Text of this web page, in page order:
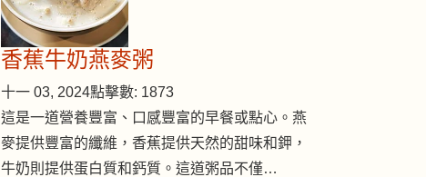
香蕉牛奶燕麥粥
十一 03, 2024點擊數: 1873
這是一道營養豐富、口感豐富的早餐或點心。燕
麥提供豐富的纖維，香蕉提供天然的甜味和鉀，
牛奶則提供蛋白質和鈣質。這道粥品不僅…